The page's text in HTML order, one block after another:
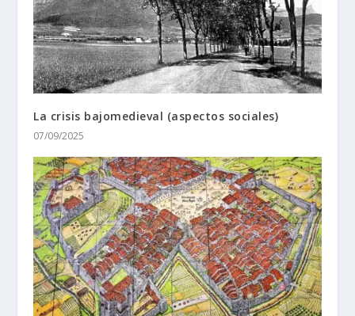
La crisis bajomedieval (aspectos sociales)
07/09/2025